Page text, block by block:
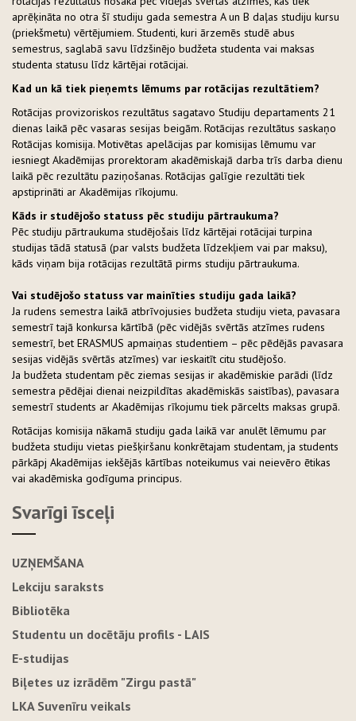
aprēķināta no otra šī studiju gada semestra A un B daļas studiju kursu
(priekšmetu) vērtējumiem. Studenti, kuri ārzemēs studē abus
semestrus, saglabā savu līdzšinējo budžeta studenta vai maksas
studenta statusu līdz kārtējai rotācijai.
Kad un kā tiek pieņemts lēmums par rotācijas rezultātiem?
Rotācijas provizoriskos rezultātus sagatavo Studiju departaments 21
dienas laikā pēc vasaras sesijas beigām. Rotācijas rezultātus saskaņo
Rotācijas komisija. Motivētas apelācijas par komisijas lēmumu var
iesniegt Akadēmijas prorektoram akadēmiskajā darba trīs darba dienu
laikā pēc rezultātu paziņošanas. Rotācijas galīgie rezultāti tiek
apstiprināti ar Akadēmijas rīkojumu.
Kāds ir studējošo statuss pēc studiju pārtraukuma?
Pēc studiju pārtraukuma studējošais līdz kārtējai rotācijai turpina
studijas tādā statusā (par valsts budžeta līdzekļiem vai par maksu),
kāds viņam bija rotācijas rezultātā pirms studiju pārtraukuma.
Vai studējošo statuss var mainīties studiju gada laikā?
Ja rudens semestra laikā atbrīvojusies budžeta studiju vieta, pavasara
semestrī tajā konkursa kārtībā (pēc vidējās svērtās atzīmes rudens
semestrī, bet ERASMUS apmaiņas studentiem – pēc pēdējās pavasara
sesijas vidējās svērtās atzīmes) var ieskaitīt citu studējošo.
Ja budžeta studentam pēc ziemas sesijas ir akadēmiskie parādi (līdz
semestra pēdējai dienai neizpildītas akadēmiskās saistības), pavasara
semestrī students ar Akadēmijas rīkojumu tiek pārcelts maksas grupā.
Rotācijas komisija nākamā studiju gada laikā var anulēt lēmumu par
budžeta studiju vietas piešķiršanu konkrētajam studentam, ja students
pārkāpj Akadēmijas iekšējās kārtības noteikumus vai neievēro ētikas
vai akadēmiska godīguma principus.
Svarīgi īsceļi
UZŅEMŠANA
Lekciju saraksts
Bibliotēka
Studentu un docētāju profils - LAIS
E-studijas
Biļetes uz izrādēm "Zirgu pastā"
LKA Suvenīru veikals